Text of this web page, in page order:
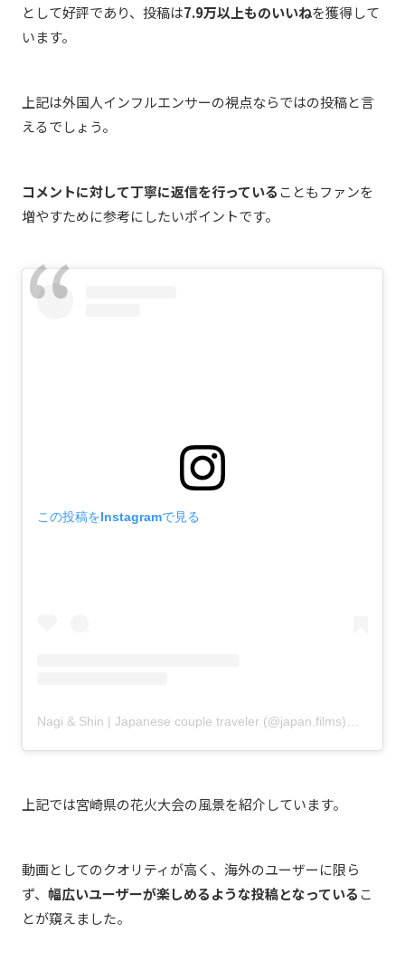
として好評であり、投稿は7.9万以上ものいいねを獲得して
います。
上記は外国人インフルエンサーの視点ならではの投稿と言
えるでしょう。
コメントに対して丁寧に返信を行っていることもファンを
増やすために参考にしたいポイントです。
この投稿をInstagramで見る
Nagi & Shin | Japanese couple traveler (@japan.films)がシェアした投稿
上記では宮崎県の花火大会の風景を紹介しています。
動画としてのクオリティが高く、海外のユーザーに限ら
ず、 幅広いユーザーが楽しめるような投稿となっているこ
とが窺えました。